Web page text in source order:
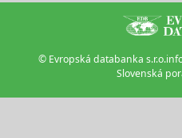
© Evropská databanka s.r.o.
Slovenská